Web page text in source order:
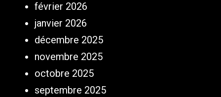
février 2026
janvier 2026
décembre 2025
novembre 2025
octobre 2025
septembre 2025